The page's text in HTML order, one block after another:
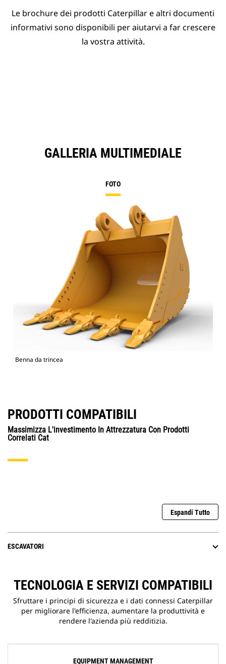
Le brochure dei prodotti Caterpillar e altri documenti
informativi sono disponibili per aiutarvi a far crescere
la vostra attività.
GALLERIA MULTIMEDIALE
FOTO
Benna da trincea
PRODOTTI COMPATIBILI
Massimizza L'investimento In Attrezzatura Con Prodotti
Correlati Cat
Espandi Tutto
ESCAVATORI
TECNOLOGIA E SERVIZI COMPATIBILI
Sfruttare i principi di sicurezza e i dati connessi Caterpillar
per migliorare l'efficienza, aumentare la produttività e
rendere l'azienda più redditizia.
EQUIPMENT MANAGEMENT